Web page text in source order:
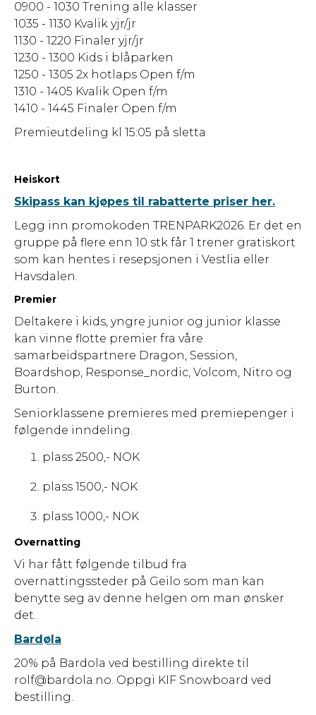
0900 - 1030 Trening alle klasser
1035 - 1130 Kvalik yjr/jr
1130 - 1220 Finaler yjr/jr
1230 - 1300 Kids i blåparken
1250 - 1305 2x hotlaps Open f/m
1310 - 1405 Kvalik Open f/m
1410 - 1445 Finaler Open f/m
Premieutdeling kl 15:05 på sletta
Heiskort
Skipass kan kjøpes til rabatterte priser her.
Legg inn promokoden TRENPARK2026. Er det en
gruppe på flere enn 10 stk får 1 trener gratiskort
som kan hentes i resepsjonen i Vestlia eller
Havsdalen.
Premier
Deltakere i kids, yngre junior og junior klasse
kan vinne flotte premier fra våre
samarbeidspartnere Dragon, Session,
Boardshop, Response_nordic, Volcom, Nitro og
Burton.
Seniorklassene premieres med premiepenger i
følgende inndeling.
plass 2500,- NOK
plass 1500,- NOK
plass 1000,- NOK
Overnatting
Vi har fått følgende tilbud fra
overnattingssteder på Geilo som man kan
benytte seg av denne helgen om man ønsker
det.
Bardøla
20% på Bardola ved bestilling direkte til
rolf@bardola.no. Oppgi KIF Snowboard ved
bestilling.